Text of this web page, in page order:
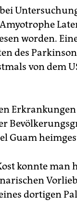
worden.
des
von dem
Guam
konnte man
dortigen